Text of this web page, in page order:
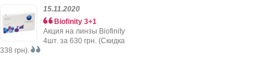
15.11.2020
Biofinity 3+1
Акция на линзы Biofinity
4шт. за 630 грн. (Скидка
338 грн).